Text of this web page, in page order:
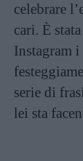
celebrare
cari. È
Instagram
serie di
lei sta